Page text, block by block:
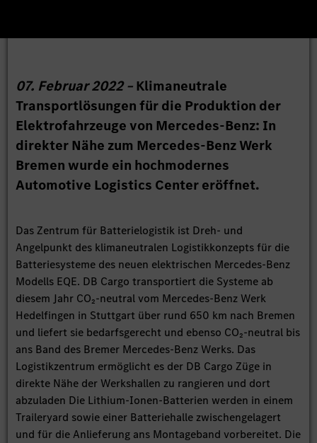
07. Februar 2022 –Klimaneutrale
Transportlösungen für die Produktion der
Elektrofahrzeuge von Mercedes-Benz: In
direkter Nähe zum Mercedes-Benz Werk
Bremen wurde ein hochmodernes
Automotive Logistics Center eröffnet.
Das Zentrum für Batterielogistik ist Dreh- und
Angelpunkt des klimaneutralen Logistikkonzepts für die
Batteriesysteme des neuen elektrischen Mercedes-Benz
Modells EQE. DB Cargo transportiert die Systeme ab
diesem Jahr CO₂-neutral vom Mercedes-Benz Werk
Hedelfingen in Stuttgart über rund 650 km nach Bremen
und liefert sie bedarfsgerecht und ebenso CO₂-neutral bis
ans Band des Bremer Mercedes-Benz Werks. Das
Logistikzentrum ermöglicht es der DB Cargo Züge in
direkte Nähe der Werkshallen zu rangieren und dort
abzuladen Die Lithium-Ionen-Batterien werden in einem
Traileryard sowie einer Batteriehalle zwischengelagert
und für die Anlieferung ans Montageband vorbereitet. Die